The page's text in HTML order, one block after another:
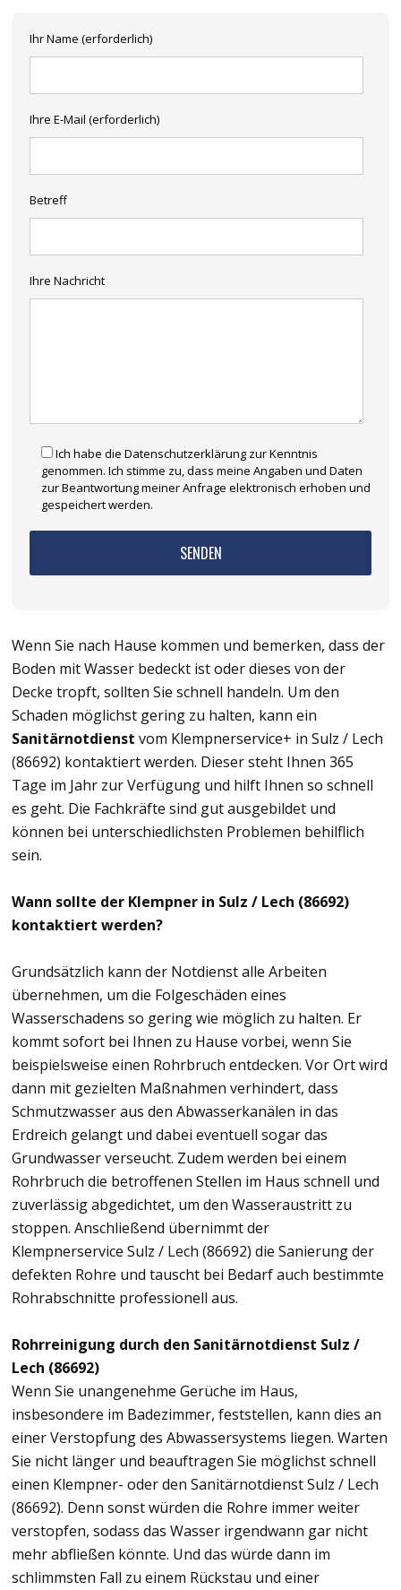
Ihr Name (erforderlich)
Ihre E-Mail (erforderlich)
Betreff
Ihre Nachricht
Ich habe die Datenschutzerklärung zur Kenntnis
genommen. Ich stimme zu, dass meine Angaben und Daten
zur Beantwortung meiner Anfrage elektronisch erhoben und
gespeichert werden.
Wenn Sie nach Hause kommen und bemerken, dass der
Boden mit Wasser bedeckt ist oder dieses von der
Decke tropft, sollten Sie schnell handeln. Um den
Schaden möglichst gering zu halten, kann ein
Sanitärnotdienst vom Klempnerservice+ in Sulz / Lech
(86692) kontaktiert werden. Dieser steht Ihnen 365
Tage im Jahr zur Verfügung und hilft Ihnen so schnell
es geht. Die Fachkräfte sind gut ausgebildet und
können bei unterschiedlichsten Problemen behilflich
sein.
Wann sollte der Klempner in Sulz / Lech (86692)
kontaktiert werden?
Grundsätzlich kann der Notdienst alle Arbeiten
übernehmen, um die Folgeschäden eines
Wasserschadens so gering wie möglich zu halten. Er
kommt sofort bei Ihnen zu Hause vorbei, wenn Sie
beispielsweise einen Rohrbruch entdecken. Vor Ort wird
dann mit gezielten Maßnahmen verhindert, dass
Schmutzwasser aus den Abwasserkanälen in das
Erdreich gelangt und dabei eventuell sogar das
Grundwasser verseucht. Zudem werden bei einem
Rohrbruch die betroffenen Stellen im Haus schnell und
zuverlässig abgedichtet, um den Wasseraustritt zu
stoppen. Anschließend übernimmt der
Klempnerservice Sulz / Lech (86692) die Sanierung der
defekten Rohre und tauscht bei Bedarf auch bestimmte
Rohrabschnitte professionell aus.
Rohrreinigung durch den Sanitärnotdienst Sulz /
Lech (86692)
Wenn Sie unangenehme Gerüche im Haus,
insbesondere im Badezimmer, feststellen, kann dies an
einer Verstopfung des Abwassersystems liegen. Warten
Sie nicht länger und beauftragen Sie möglichst schnell
einen Klempner- oder den Sanitärnotdienst Sulz / Lech
(86692). Denn sonst würden die Rohre immer weiter
verstopfen, sodass das Wasser irgendwann gar nicht
mehr abfließen könnte. Und das würde dann im
schlimmsten Fall zu einem Rückstau und einer